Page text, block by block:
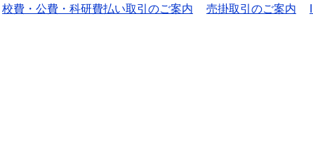
校費・公費・科研費払い取引のご案内 売掛取引のご案内